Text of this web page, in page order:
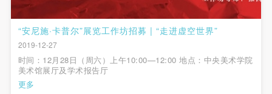
“安尼施·卡普尔”展览工作坊招募 | “走进虚空世界”
2019-12-27
时间：12月28日（周六）上午10:00—12:00 地点：中央美术学院
美术馆展厅及学术报告厅
更多
根据《中华人民共和国广告法》、《中华人民共和国
民法通则》以及 最高人民法院关于贯彻执行 《中华
人民共和国民法通则》若干问题的意见（试行）>的
有关规定，为明确肖像许可方（甲方）和使用方（乙
方）的权利义务关系，经双方友好协商，甲乙双方就
根据《中华人民共和国广告法》、《中华人民共和国
民法通则》以及 最高人民法院关于贯彻执行 《中华
人民共和国民法通则》若干问题的意见（试行）>的
有关规定，为明确肖像许可方（甲方）和使用方（乙
方）的权利义务关系，经双方友好协商，甲乙双方就
根据《中华人民共和国广告法》、《中华人民共和国
民法通则》以及 最高人民法院关于贯彻执行 《中华
人民共和国民法通则》若干问题的意见（试行）>的
有关规定，为明确肖像许可方（甲方）和使用方（乙
方）的权利义务关系，经双方友好协商，甲乙双方就